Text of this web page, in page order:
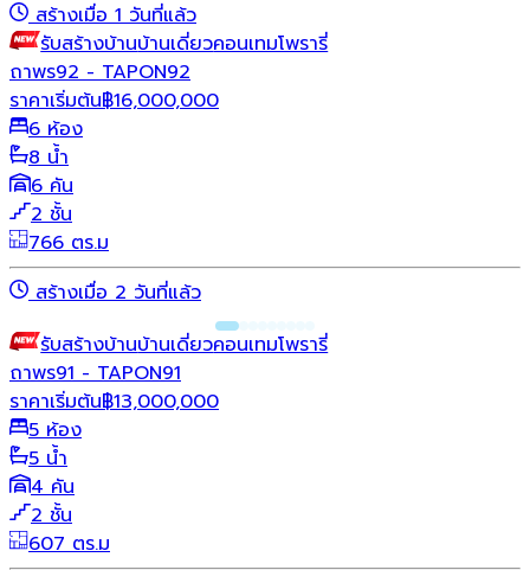
สร้างเมื่อ 1 วันที่แล้ว
รับสร้างบ้านบ้านเดี่ยวคอนเทมโพรารี่
ถาพร92 - TAPON92
ราคาเริ่มต้น฿16,000,000
6 ห้อง
8 น้ำ
6 คัน
2 ชั้น
766 ตร.ม
สร้างเมื่อ 2 วันที่แล้ว
รับสร้างบ้านบ้านเดี่ยวคอนเทมโพรารี่
ถาพร91 - TAPON91
ราคาเริ่มต้น฿13,000,000
5 ห้อง
5 น้ำ
4 คัน
2 ชั้น
607 ตร.ม